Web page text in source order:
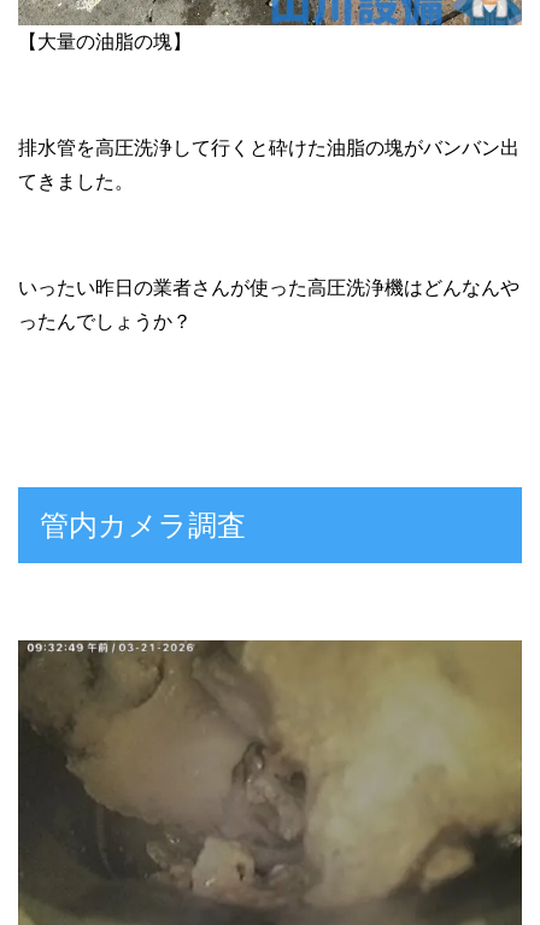
【大量の油脂の塊】
排水管を高圧洗浄して行くと砕けた油脂の塊がバンバン出
てきました。
いったい昨日の業者さんが使った高圧洗浄機はどんなんや
ったんでしょうか？
管内カメラ調査